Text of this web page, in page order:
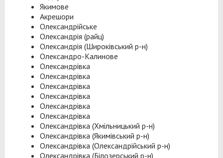
Якимове
Акрешори
Олександрійське
Олександрія (райц)
Олександрія (Широківський р-н)
Олександро-Калинове
Олександрівка
Олександрівка
Олександрівка
Олександрівка
Олександрівка
Олександрівка
Олександрівка (Хмільницький р-н)
Олександрівка (Якимівський р-н)
Олександрівка (Олександрійський р-н)
Олександрівка (Білозерський р-н)